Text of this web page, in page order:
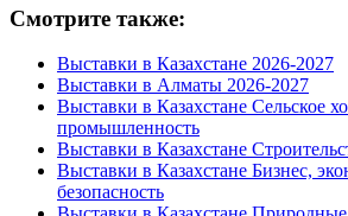
Смотрите также:
Выставки в Казахстане 2026-2027
Выставки в Алматы 2026-2027
Выставки в Казахстане Сельское
промышленность
Выставки в Казахстане
Выставки в Казахстане Бизнес,
безопасность